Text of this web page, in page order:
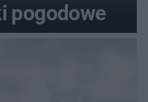
pogodowe